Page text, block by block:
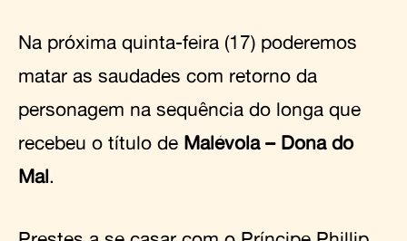
Na próxima quinta-feira (17) poderemos
matar as saudades com retorno da
personagem na sequência do longa que
recebeu o título de Malévola – Dona do
Mal.